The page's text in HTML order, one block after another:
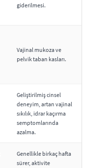
giderilmesi.
Vajinal mukoza ve
pelvik taban kasları.
Geliştirilmiş cinsel
deneyim, artan vajinal
sıkılık, idrar kaçırma
semptomlarında
azalma.
Genellikle birkaç hafta
sürer, aktivite